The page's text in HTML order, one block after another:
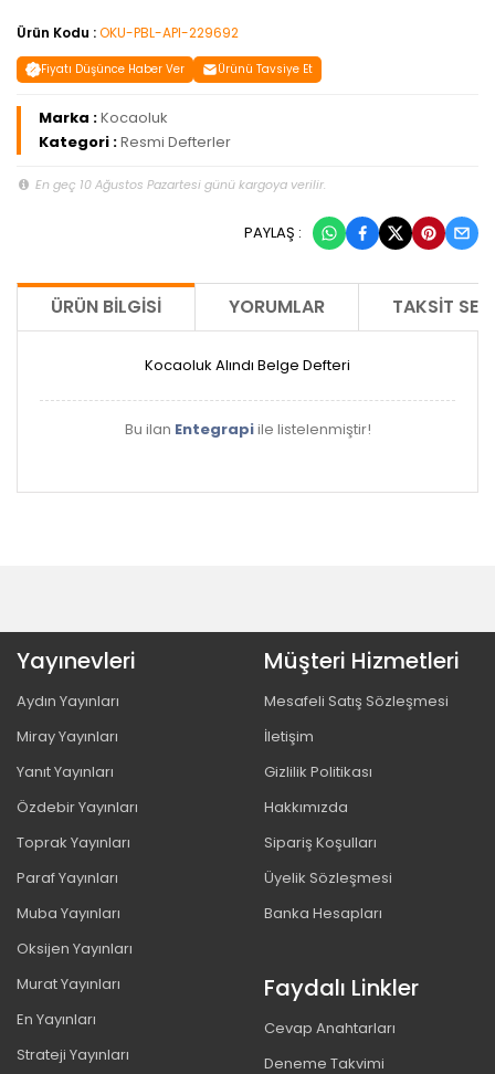
Ürün Kodu :OKU-PBL-API-229692
Fiyatı Düşünce Haber Ver Ürünü Tavsiye Et
Marka :Kocaoluk
Kategori :Resmi Defterler
En geç 10 Ağustos Pazartesi günü kargoya verilir.
PAYLAŞ :
ÜRÜN BILGISI YORUMLAR TAKSIT
Kocaoluk Alındı Belge Defteri
Bu ilan Entegrapiile listelenmiştir!
Yayınevleri
Aydın Yayınları
Miray Yayınları
Yanıt Yayınları
Özdebir Yayınları
Toprak Yayınları
Paraf Yayınları
Muba Yayınları
Oksijen Yayınları
Murat Yayınları
En Yayınları
Strateji Yayınları
Müşteri Hizmetleri
Mesafeli Satış Sözleşmesi
İletişim
Gizlilik Politikası
Hakkımızda
Sipariş Koşulları
Üyelik Sözleşmesi
Banka Hesapları
Faydalı Linkler
Cevap Anahtarları
Deneme Takvimi